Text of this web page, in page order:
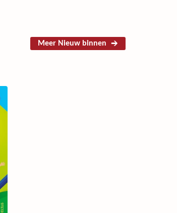
Meer Nieuw binnen